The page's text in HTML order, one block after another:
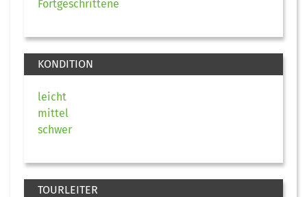
Fortgeschrittene
KONDITION
leicht
mittel
schwer
TOURLEITER